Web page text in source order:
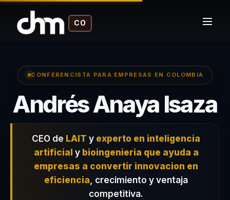
CO
CONFERENCISTA PARA EMPRESAS EN COLOMBIA
Andrés Anaya Isaza
CEO de LAIT y experto en inteligencia
artificial y bioingenieria que ayuda a
empresas a convertir innovacion en
eficiencia , crecimiento y ventaja
competitiva.